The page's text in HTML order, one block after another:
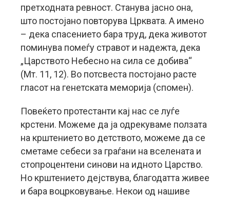
претходната ревност. Станува јасно она,
што постојано повторува Црквата. А имено
– дека спасението бара труд, дека животот
поминува помеѓу стравот и надежта, дека
„Царството Небесно на сила се добива“
(Мт. 11, 12). Во потсвеста постојано расте
гласот на генетската меморија (спомен).
Повеќето протестанти кај нас се луѓе
крстени. Можеме да ја одрекуваме ползата
на крштението во детството, можеме да се
сметаме себеси за граѓани на вселената и
стопроцентени синови на идното Царство.
Но крштението дејствува, благодатта живее
и бара воцрковување. Некои од нашиве